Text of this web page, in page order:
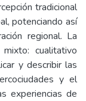
tradicional
potenciando así
regional. La
cualitativo
y describir las
y el
experiencias de